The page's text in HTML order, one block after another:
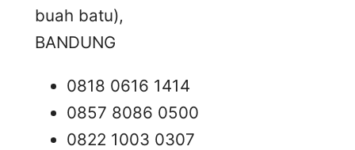
buah batu),
BANDUNG
0818 0616 1414
0857 8086 0500
0822 1003 0307